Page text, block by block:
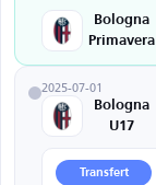
Bologna
Primavera
2025-07-01
Bologna
U17
Transfert